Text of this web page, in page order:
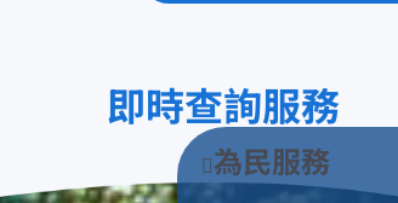
即時查詢服務
為民服務